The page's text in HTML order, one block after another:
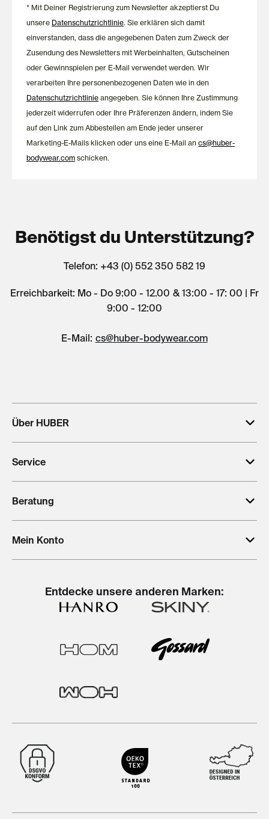
* Mit Deiner Registrierung zum Newsletter akzeptierst Du
unsere Datenschutzrichtlinie. Sie erklären sich damit
einverstanden, dass die angegebenen Daten zum Zweck der
Zusendung des Newsletters mit Werbeinhalten, Gutscheinen
oder Gewinnspielen per E-Mail verwendet werden. Wir
verarbeiten Ihre personenbezogenen Daten wie in den
Datenschutzrichtlinie angegeben. Sie können Ihre Zustimmung
jederzeit widerrufen oder Ihre Präferenzen ändern, indem Sie
auf den Link zum Abbestellen am Ende jeder unserer
Marketing-E-Mails klicken oder uns eine E-Mail ancs@huber-
bodywear.com schicken.
Benötigst du Unterstützung?
Telefon: +43 (0) 552 350 582 19
Erreichbarkeit: Mo - Do 9:00 - 12.00 & 13:00 - 17: 00 | Fr
9:00 - 12:00
E-Mail: cs@huber-bodywear.com
Über HUBER
Service
Beratung
Mein Konto
Entdecke unsere anderen Marken: